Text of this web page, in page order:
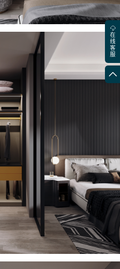
在
线
客
服